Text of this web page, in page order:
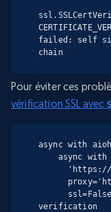
failed: self
chain
Pour éviter ces
vérification SSL avec
async with
verification